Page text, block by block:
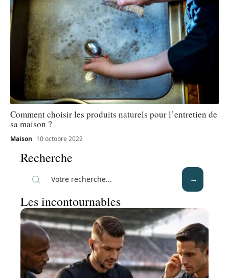
Comment choisir les produits naturels pour l’entretien de
sa maison ?
Maison 10 octobre 2022
Recherche
Les incontournables